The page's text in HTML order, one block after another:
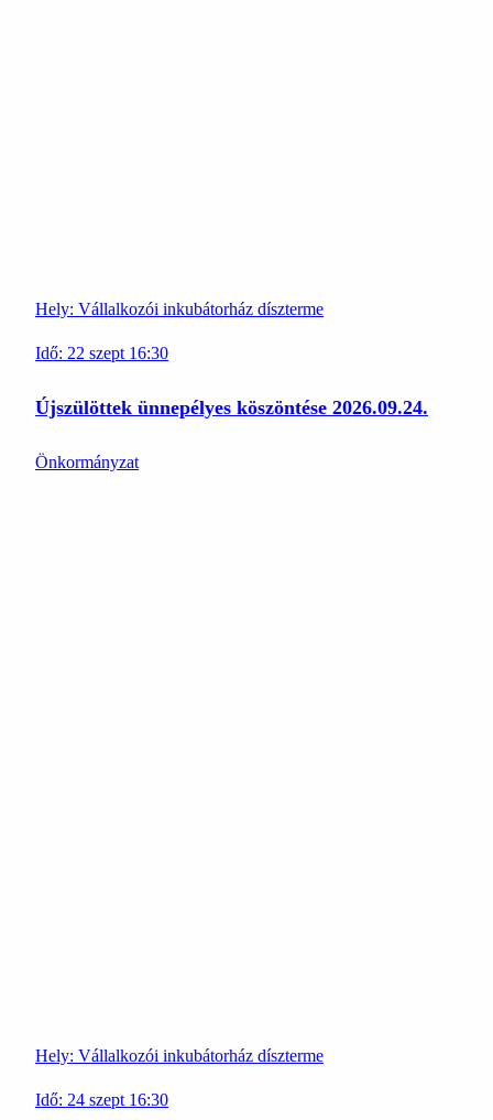
Hely: Vállalkozói inkubátorház díszterme
Idő: 22 szept 16:30
Újszülöttek ünnepélyes köszöntése 2026.09.24.
Önkormányzat
Hely: Vállalkozói inkubátorház díszterme
Idő: 24 szept 16:30